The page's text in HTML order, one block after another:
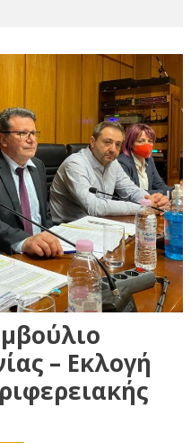
– Εκλογή